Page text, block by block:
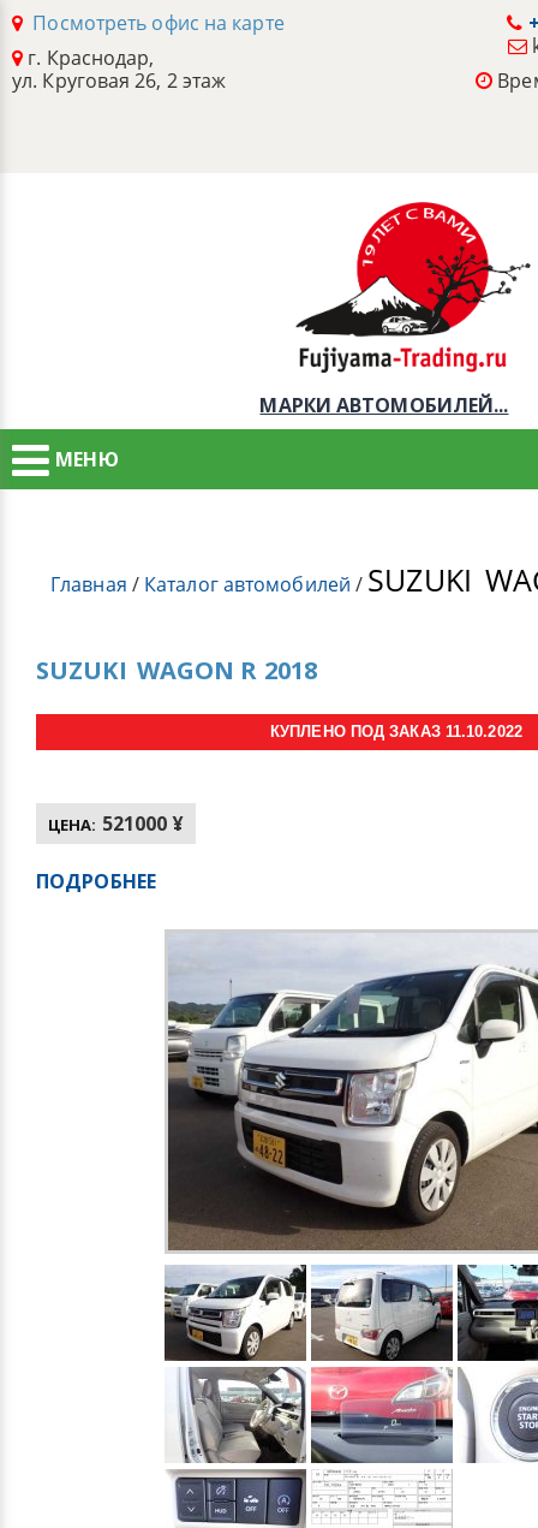
Посмотреть офис на карте
г. Краснодар,
ул. Круговая 26, 2 этаж
МАРКИ АВТОМОБИЛЕЙ...
МЕНЮ
Главная / Каталог автомобилей / SUZUKI
SUZUKI WAGON R 2018
КУПЛЕНО ПОД ЗАКАЗ 11.10.2022
ЦЕНА: 521000 ¥
ПОДРОБНЕЕ